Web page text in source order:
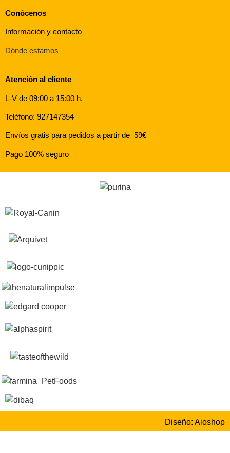
Conócenos
Información y contacto
Dónde estamos
Atención al cliente
L-V de 09:00 a 15:00 h.
Teléfono: 927147354
Envíos gratis para pedidos a partir de 59€
Pago 100% seguro
Diseño: Aioshop